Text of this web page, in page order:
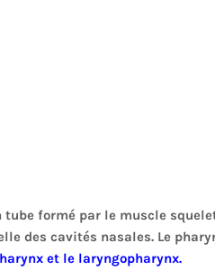
formé par le muscle
des cavités nasales. Le
et le laryngopharynx.